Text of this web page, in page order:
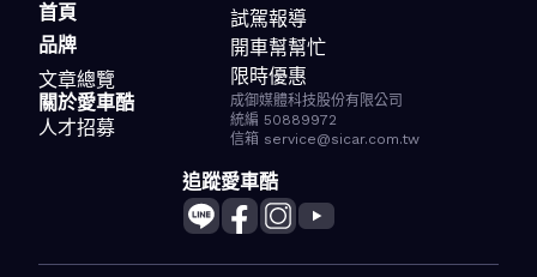
首頁
品牌
文章總覽
試駕報導
開車幫幫忙
限時優惠
關於愛車酷
人才招募
成御媒體科技股份有限公司
統編 50889972
信箱 service@sicar.com.tw
追蹤愛車酷